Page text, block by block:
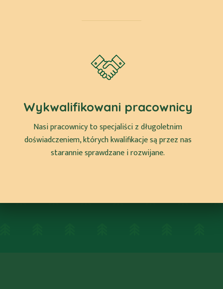
Wykwalifikowani pracownicy
Nasi pracownicy to specjaliści z długoletnim
doświadczeniem, których kwalifikacje są przez nas
starannie sprawdzane i rozwijane.